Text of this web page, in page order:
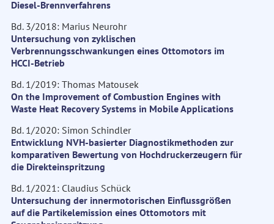
Diesel-Brennverfahrens
Bd. 3/2018: Marius Neurohr
Untersuchung von zyklischen
Verbrennungsschwankungen eines Ottomotors im
HCCI-Betrieb
Bd. 1/2019: Thomas Matousek
On the Improvement of Combustion Engines with
Waste Heat Recovery Systems in Mobile Applications
Bd. 1/2020: Simon Schindler
Entwicklung NVH-basierter Diagnostikmethoden zur
komparativen Bewertung von Hochdruckerzeugern für
die Direkteinspritzung
Bd. 1/2021: Claudius Schück
Untersuchung der innermotorischen Einflussgrößen
auf die Partikelemission eines Ottomotors mit